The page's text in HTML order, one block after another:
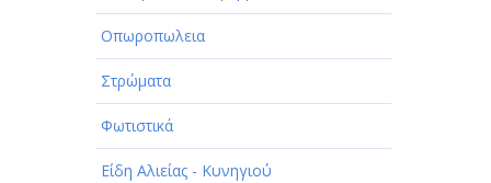
Οπωροπωλεια
Στρώματα
Φωτιστικά
Είδη Αλιείας - Κυνηγιού